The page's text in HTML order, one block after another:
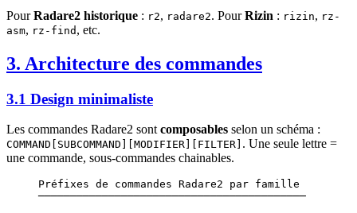
PourRadare2 historique : r2, radare2. PourRizin : rizin, rz-
asm, rz-find , etc.
3. Architecture des commandes
3.1 Design minimaliste
Les commandes Radare2 sont composables selon un schéma :
COMMAND[SUBCOMMAND][MODIFIER][FILTER] . Une seule lettre =
une commande, sous-commandes chainables.
Préfixes de commandes Radare2 par famille
──────────────────────────────────────────